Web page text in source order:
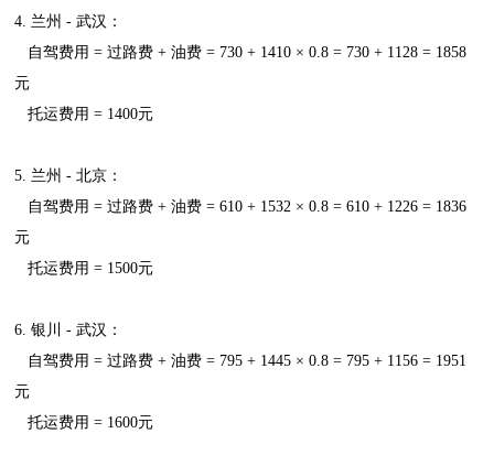
4. 兰州 - 武汉：
自驾费用 = 过路费 + 油费 = 730 + 1410 × 0.8 = 730 + 1128 = 1858
元
托运费用 = 1400元
5. 兰州 - 北京：
自驾费用 = 过路费 + 油费 = 610 + 1532 × 0.8 = 610 + 1226 = 1836
元
托运费用 = 1500元
6. 银川 - 武汉：
自驾费用 = 过路费 + 油费 = 795 + 1445 × 0.8 = 795 + 1156 = 1951
元
托运费用 = 1600元